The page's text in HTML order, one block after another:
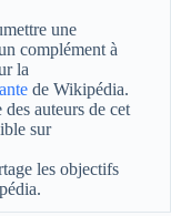
une
complément à
la
de Wikipédia.
auteurs de cet
sur
les objectifs